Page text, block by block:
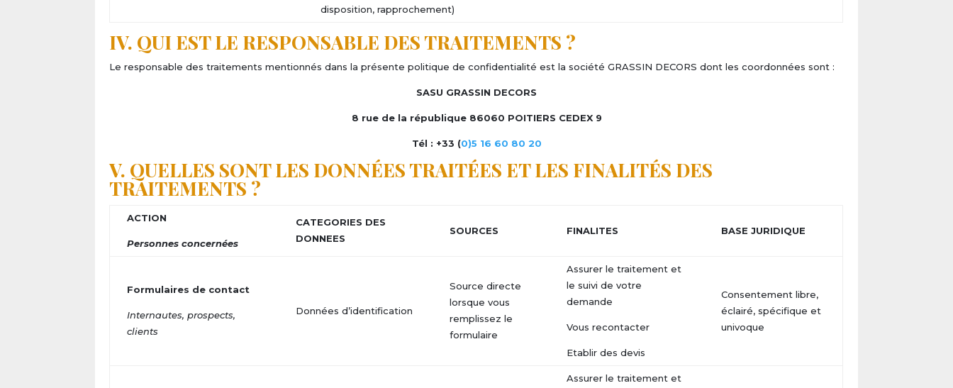
disposition, rapprochement)
IV. QUI EST LE RESPONSABLE DES TRAITEMENTS ?
Le responsable des traitements mentionnés dans la présente politique de confidentialité est la société GRASSIN DECORS dont les coordonnées sont :
SASU GRASSIN DECORS
8 rue de la république 86060 POITIERS CEDEX 9
Tél : +33 (0)5 16 60 80 20
V. QUELLES SONT LES DONNÉES TRAITÉES ET LES FINALITÉS DES
TRAITEMENTS ?
ACTION
Personnes concernées
CATEGORIES DES
DONNEES
SOURCES FINALITES BASE JURIDIQUE
Formulaires de contact
Internautes, prospects,
clients
Données d’identification
Source directe
lorsque vous
remplissez le
formulaire
Assurer le traitement et
le suivi de votre
demande
Vous recontacter
Etablir des devis
Consentement libre,
éclairé, spécifique et
univoque
Assurer le traitement et